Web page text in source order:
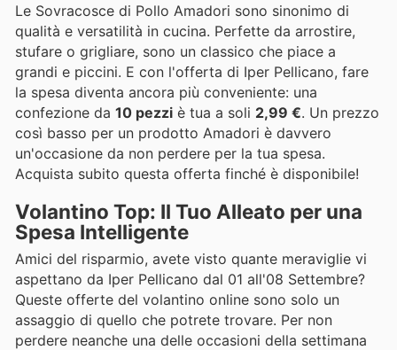
Le Sovracosce di Pollo Amadori sono sinonimo di
qualità e versatilità in cucina. Perfette da arrostire,
stufare o grigliare, sono un classico che piace a
grandi e piccini. E con l'offerta di Iper Pellicano, fare
la spesa diventa ancora più conveniente: una
confezione da 10 pezzi è tua a soli 2,99 €. Un prezzo
così basso per un prodotto Amadori è davvero
un'occasione da non perdere per la tua spesa.
Acquista subito questa offerta finché è disponibile!
Volantino Top: Il Tuo Alleato per una
Spesa Intelligente
Amici del risparmio, avete visto quante meraviglie vi
aspettano da Iper Pellicano dal 01 all'08 Settembre?
Queste offerte del volantino online sono solo un
assaggio di quello che potrete trovare. Per non
perdere neanche una delle occasioni della settimana